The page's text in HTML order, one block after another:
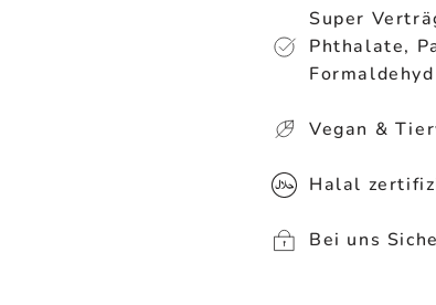
Super
Phthalate,
Formaldehyd
Vegan &
Halal
Bei uns